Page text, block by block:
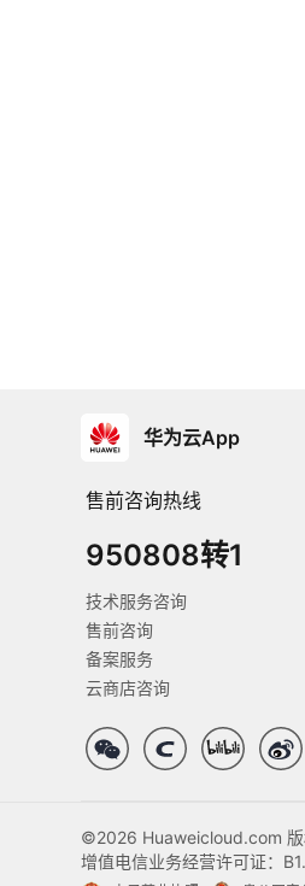
华为云App
售前咨询热线
950808转1
技术服务咨询
售前咨询
备案服务
云商店咨询
©2026 Huaweicloud.com 版
增值电信业务经营许可证：